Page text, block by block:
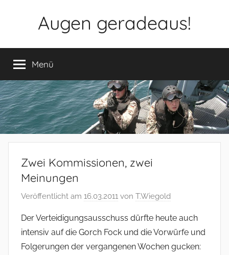
Augen geradeaus!
Menü
Zwei Kommissionen, zwei
Meinungen
Veröffentlicht am 16.03.2011 von T.Wiegold
Der Verteidigungsausschuss dürfte heute auch
intensiv auf die Gorch Fock und die Vorwürfe und
Folgerungen der vergangenen Wochen gucken: